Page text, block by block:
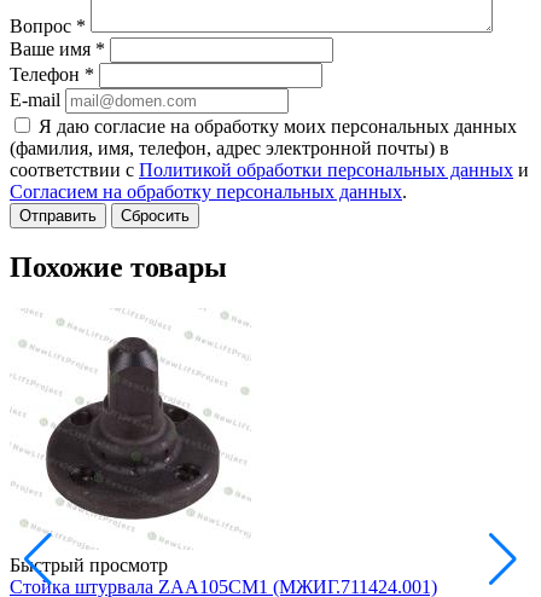
Вопрос *
Ваше имя *
Телефон *
E-mail
Я даю согласие на обработку моих персональных данных
(фамилия, имя, телефон, адрес электронной почты) в
соответствии с Политикой обработки персональных данных и
Согласием на обработку персональных данных.
Сбросить
Похожие товары
Быстрый просмотр
Стойка штурвала ZAA105CM1 (МЖИГ.711424.001)